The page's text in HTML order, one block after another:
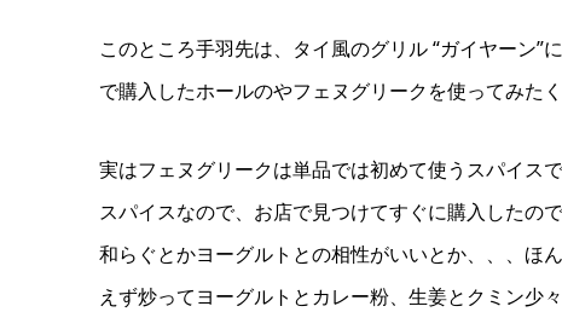
このところ手羽先は、タイ風のグリル “ガイヤーン
で購入したホールのやフェヌグリークを使ってみた
実はフェヌグリークは単品では初めて使うスパイス
スパイスなので、お店で見つけてすぐに購入したの
和らぐとかヨーグルトとの相性がいいとか、、、ほ
えず炒ってヨーグルトとカレー粉、生姜とクミン少